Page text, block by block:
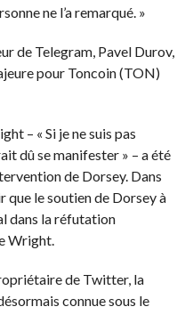
ne l’a remarqué. »
de Telegram, Pavel Durov,
pour Toncoin (TON)
– « Si je ne suis pas
dû se manifester » – a été
de Dorsey. Dans
le soutien de Dorsey à
dans la réfutation
Wright.
de Twitter, la
connue sous le